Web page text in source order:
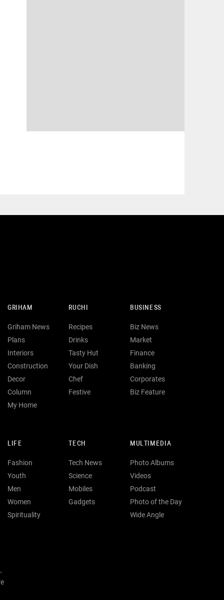
GRIHAM
Griham News
Plans
Interiors
Construction
Decor
Column
My Home
RUCHI
Recipes
Drinks
Tasty Hut
Your Dish
Chef
Festive
BUSINESS
Biz News
Market
Finance
Banking
Corporates
Biz Feature
LIFE
Fashion
Youth
Men
Women
Spirituality
TECH
Tech News
Science
Mobiles
Gadgets
MULTIMEDIA
Photo Albums
Videos
Podcast
Photo of the Day
Wide Angle